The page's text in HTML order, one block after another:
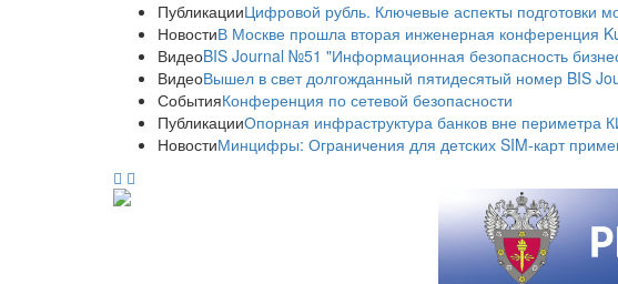
ПубликацииЦифровой рубль. Ключевые аспекты подготовки
НовостиВ Москве прошла вторая инженерная конференция
ВидеоBIS Journal №51 "Информационная безопасность
ВидеоВышел в свет долгожданный пятидесятый номер BIS
СобытияКонференция по сетевой безопасности
ПубликацииОпорная инфраструктура банков вне периметра
НовостиМинцифры: Ограничения для детских SIM-карт